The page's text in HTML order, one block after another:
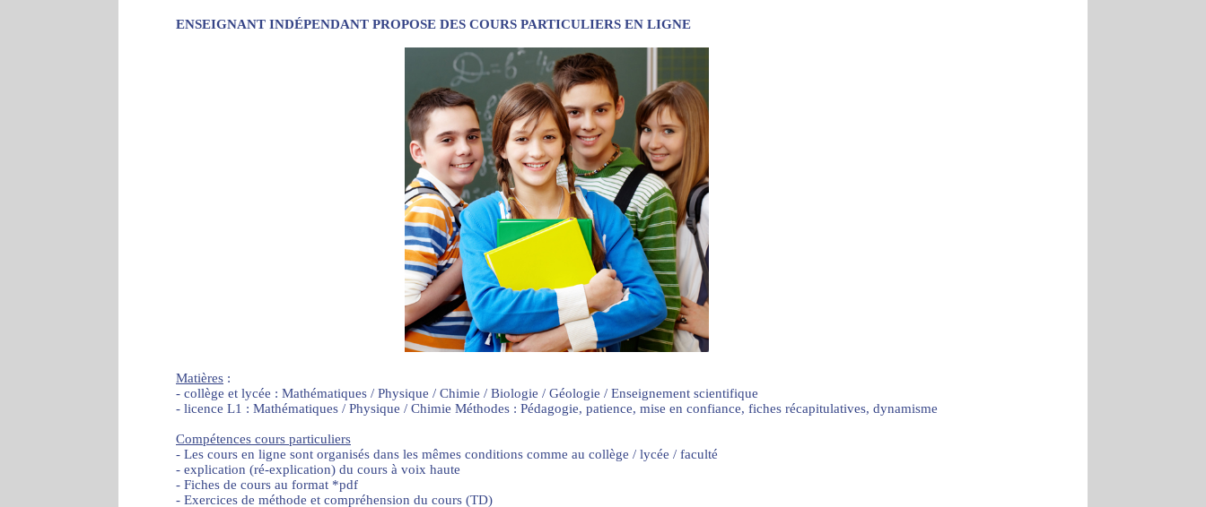
ENSEIGNANT INDÉPENDANT PROPOSE DES COURS PARTICULIERS EN LIGNE
Matières :
- collège et lycée : Mathématiques / Physique / Chimie / Biologie / Géologie / Enseignement scientifique
- licence L1 : Mathématiques / Physique / Chimie Méthodes : Pédagogie, patience, mise en confiance, fiches récapitulatives, dynamisme
Compétences cours particuliers
- Les cours en ligne sont organisés dans les mêmes conditions comme au collège / lycée / faculté
- explication (ré-explication) du cours à voix haute
- Fiches de cours au format *pdf
- Exercices de méthode et compréhension du cours (TD)